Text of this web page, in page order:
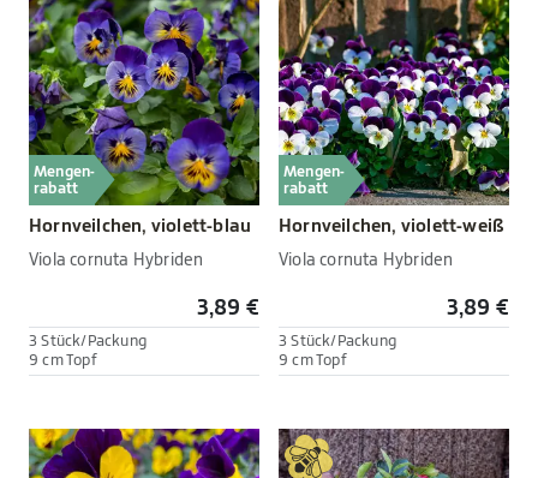
Mengen-
rabatt
Hornveilchen, violett-blau
Viola cornuta Hybriden
3,89 €
3 Stück/Packung
9 cm Topf
Mengen-
rabatt
Hornveilchen, violett-weiß
Viola cornuta Hybriden
3,89 €
3 Stück/Packung
9 cm Topf